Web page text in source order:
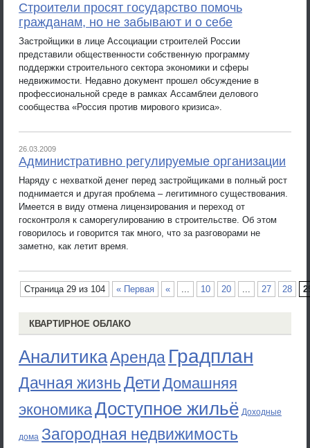
Строители просят государство помочь
гражданам, но не забывают и о себе
Застройщики в лице Ассоциации строителей России
представили общественности собственную программу
поддержки строительного сектора экономики и сферы
недвижимости. Недавно документ прошел обсуждение в
профессиональной среде в рамках Ассамблеи делового
сообщества «Россия против мирового кризиса».
26.03.2009
Административно регулируемые организации
Наряду с нехваткой денег перед застройщиками в полный рост
поднимается и другая проблема – легитимного существования.
Имеется в виду отмена лицензирования и переход от
госконтроля к саморегулированию в строительстве. Об этом
говорилось и говорится так много, что за разговорами не
заметно, как летит время.
Страница 29 из 104 « Первая « ... 10 20 ... 27 28
КВАРТИРНОЕ ОБЛАКО
АналитикаАренда Градплан
Дачная жизньДети Домашняя
экономикаДоступное жильё Доходные
дома Загородная недвижимость